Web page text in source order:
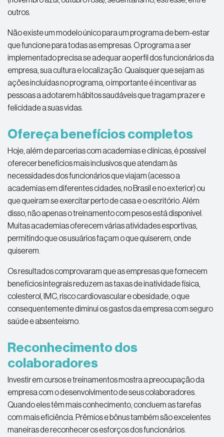
outros.
Não existe um modelo único para um programa de bem-estar
que funcione para todas as empresas. O programa a ser
implementado precisa se adequar ao perfil dos funcionários da
empresa, sua cultura e localização. Quaisquer que sejam as
ações incluídas no programa, o importante é incentivar as
pessoas a adotarem hábitos saudáveis que tragam prazer e
felicidade a suas vidas.
Ofereça benefícios completos
Hoje, além de parcerias com academias e clínicas, é possível
oferecer benefícios mais inclusivos que atendam às
necessidades dos funcionários que viajam (acesso a
academias em diferentes cidades, no Brasil e no exterior) ou
que queiram se exercitar perto de casa e o escritório. Além
disso, não apenas o treinamento com pesos está disponível.
Muitas academias oferecem várias atividades esportivas,
permitindo que os usuários façam o que quiserem, onde
quiserem.
Os resultados comprovaram que as empresas que fornecem
benefícios integrais reduzem as taxas de inatividade física,
colesterol, IMC, risco cardiovascular e obesidade, o que
consequentemente diminui os gastos da empresa com seguro
saúde e absenteísmo.
Reconhecimento dos
colaboradores
Investir em cursos e treinamentos mostra a preocupação da
empresa com o desenvolvimento de seus colaboradores.
Quando eles têm mais conhecimento, concluem as tarefas
com mais eficiência. Prêmios e bônus também são excelentes
maneiras de reconhecer os esforços dos funcionários.